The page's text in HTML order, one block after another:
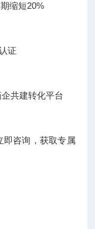
缩短20%
证
共建转化平台
即咨询，获取专属